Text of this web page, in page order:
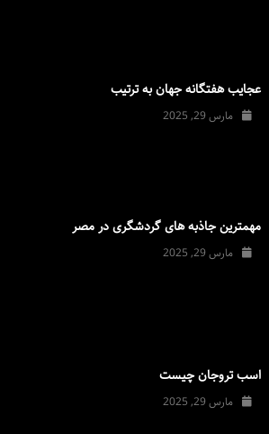
عجایب هفتگانه جهان به ترتیب
مارس 29, 2025
مهمترین جاذبه های گردشگری در مصر
مارس 29, 2025
اسب تروجان چیست
مارس 29, 2025